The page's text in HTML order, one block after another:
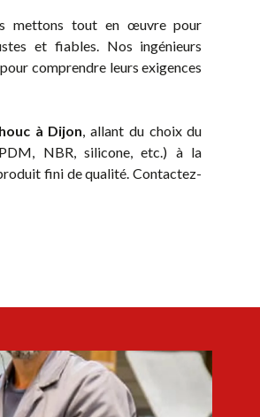
mettons tout en œuvre pour
et fiables. Nos ingénieurs
comprendre leurs exigences
à Dijon , allant du choix du
NBR, silicone, etc.) à la
fini de qualité. Contactez-